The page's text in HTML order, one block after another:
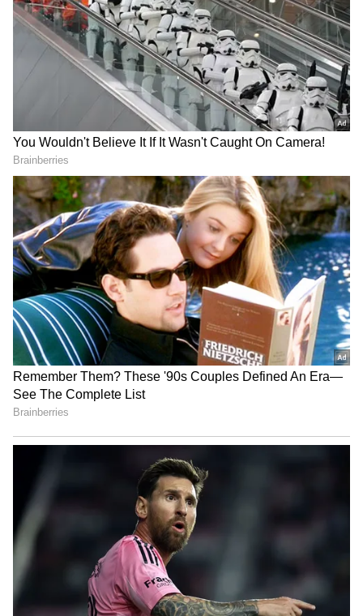
3
6
Ethirneechal 2 Serial Cast
கோலங்கள் சீரியலுக்கு பின்னர்
ரசிகர்களின் கவனத்தை ஈர்த்தது இந்த
ஒளிபரப்பான இந்த தொடரில், கன்னட
சீரியல் நடிகை மதுமிதா கதாநாயகியாக
நடித்திருந்த நிலையில், பார்வதி,
வெங்கட்ராமன், கனிகா, ஹரிப்ரியா இசை,
பிரியதர்ஷினி, உள்ளிட்ட பலர் முக்கிய
கதாபாத்திரத்தில் நடித்தனர். இந்த
சீரியலுக்கு என மிகப் பெரிய ரசிகர்கள்